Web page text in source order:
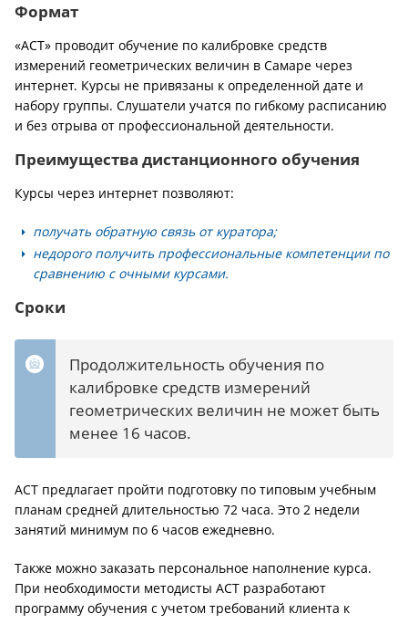
Формат
«АСТ» проводит обучение по калибровке средств
измерений геометрических величин в Самаре через
интернет. Курсы не привязаны к определенной дате и
набору группы. Слушатели учатся по гибкому расписанию
и без отрыва от профессиональной деятельности.
Преимущества дистанционного обучения
Курсы через интернет позволяют:
получать обратную связь от куратора;
недорого получить профессиональные компетенции по
сравнению с очными курсами.
Сроки
Продолжительность обучения по
калибровке средств измерений
геометрических величин не может быть
менее 16 часов.
АСТ предлагает пройти подготовку по типовым учебным
планам средней длительностью 72 часа. Это 2 недели
занятий минимум по 6 часов ежедневно.
Также можно заказать персональное наполнение курса.
При необходимости методисты АСТ разработают
программу обучения с учетом требований клиента к